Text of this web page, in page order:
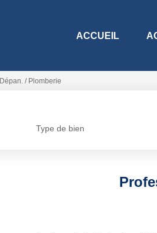
ACCUEIL
Dépan. / Plomberie
Type de bien